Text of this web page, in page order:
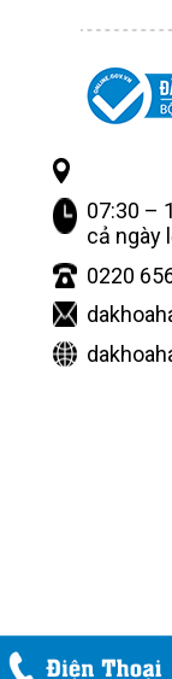
07:30 –
cả ngày
0220